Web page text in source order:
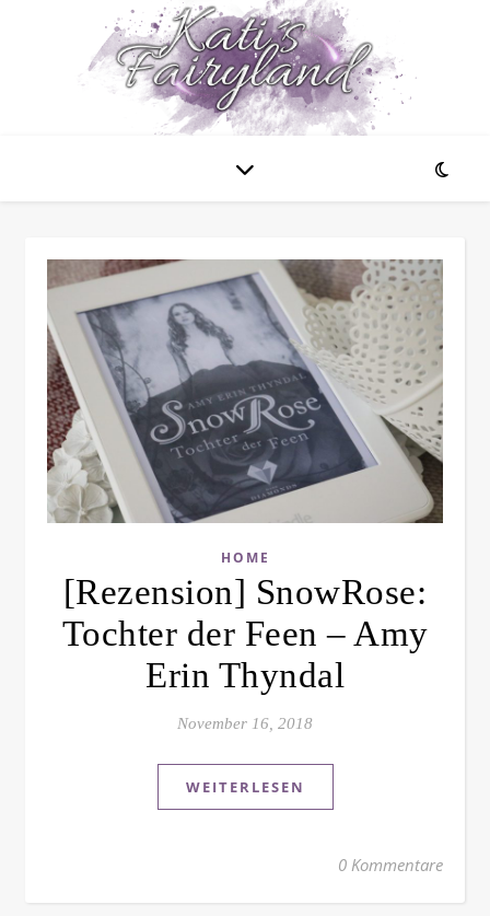
HOME
[Rezension] SnowRose:
Tochter der Feen – Amy
Erin Thyndal
November 16, 2018
WEITERLESEN
0 Kommentare